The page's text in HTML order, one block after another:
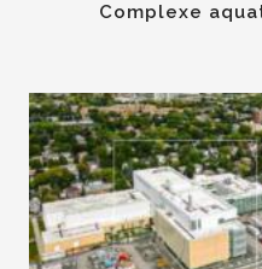
Complexe